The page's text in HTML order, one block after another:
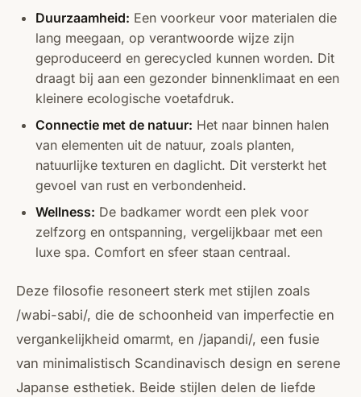
Duurzaamheid: Een voorkeur voor materialen die
lang meegaan, op verantwoorde wijze zijn
geproduceerd en gerecycled kunnen worden. Dit
draagt bij aan een gezonder binnenklimaat en een
kleinere ecologische voetafdruk.
Connectie met de natuur: Het naar binnen halen
van elementen uit de natuur, zoals planten,
natuurlijke texturen en daglicht. Dit versterkt het
gevoel van rust en verbondenheid.
Wellness: De badkamer wordt een plek voor
zelfzorg en ontspanning, vergelijkbaar met een
luxe spa. Comfort en sfeer staan centraal.
Deze filosofie resoneert sterk met stijlen zoals
/wabi-sabi/, die de schoonheid van imperfectie en
vergankelijkheid omarmt, en /japandi/, een fusie
van minimalistisch Scandinavisch design en serene
Japanse esthetiek. Beide stijlen delen de liefde